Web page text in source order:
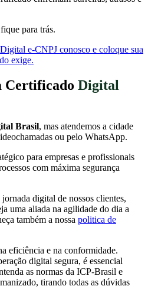
para trás.
e-CNPJ conosco e coloque sua
exige.
Certificado Digital
Brasil, mas atendemos a cidade
ou pelo WhatsApp.
para empresas e profissionais
com máxima segurança
digital de nossos clientes,
uma aliada na agilidade do dia a
também a nossa politica de
eficiência e na conformidade.
digital segura, é essencial
as normas da ICP-Brasil e
tirando todas as dúvidas